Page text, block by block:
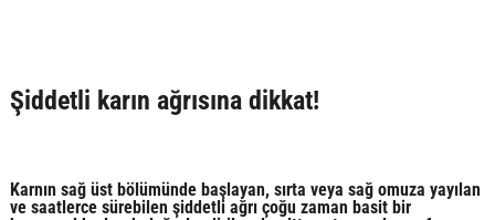
Şiddetli karın ağrısına dikkat!
Karnın sağ üst bölümünde başlayan, sırta veya sağ omuza yayılan
ve saatlerce sürebilen şiddetli ağrı çoğu zaman basit bir